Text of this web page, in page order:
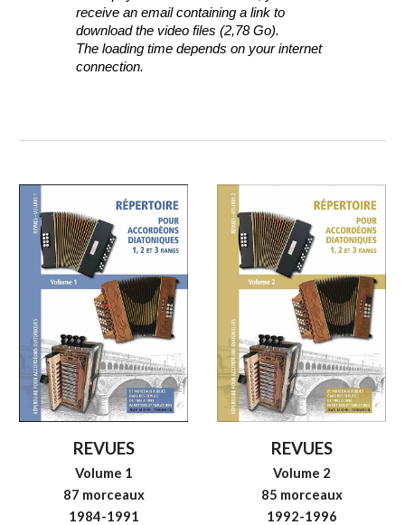
receive an email containing a link to
download the video files(2,78 Go).
The loading time depends on your internet
connection.
REVUES
Volume 1
87 morceaux
1984-1991
REVUES
Volume 2
85 morceaux
1992-1996